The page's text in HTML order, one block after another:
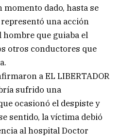
momento dado, hasta se
una acción
que guiaba el
otros conductores que
a EL LIBERTADOR
sufrido una
ocasionó el despiste y
sentido, la víctima debió
al hospital Doctor